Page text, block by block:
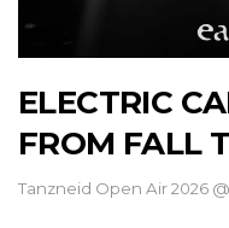
ELECTRIC
FROM FALL
Tanzneid Open Air 2026